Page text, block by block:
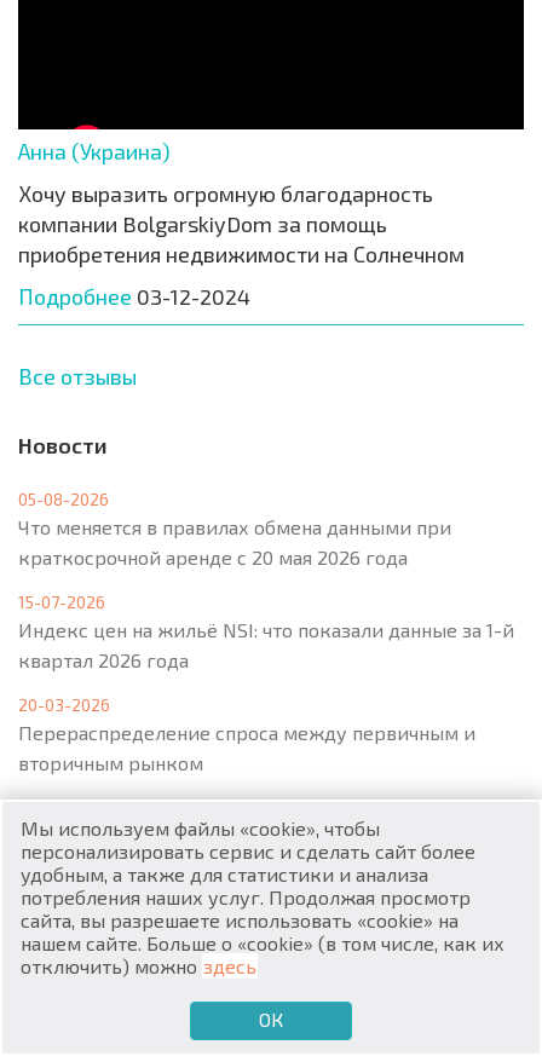
€
$
₽
₴
zł BG
Анна (Украина)
Хочу выразить огромную благодарность
компании BolgarskiyDom за помощь
приобретения недвижимости на Солнечном
Подробнее 03-12-2024
Все отзывы
Новости
05-08-2026
Что меняется в правилах обмена данными при
краткосрочной аренде с 20 мая 2026 года
15-07-2026
Индекс цен на жильё NSI: что показали данные за 1-й
квартал 2026 года
20-03-2026
Перераспределение спроса между первичным и
вторичным рынком
В Варне и Бургасе квартиры покупают на стадии
котлована – готовых объектов становится меньше
Все новости
Мы используем файлы «cookie», чтобы
персонализировать сервис и сделать сайт более
удобным, а также для статистики и анализа
потребления наших услуг. Продолжая просмотр
сайта, вы разрешаете использовать «cookie» на
нашем сайте. Больше о «cookie» (в том числе, как их
отключить) можно здесь
ОК